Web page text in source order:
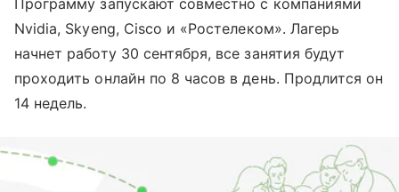
Программу запускают совместно с компаниями
Nvidia, Skyeng, Cisco и «Ростелеком». Лагерь
начнет работу 30 сентября, все занятия будут
проходить онлайн по 8 часов в день. Продлится он
14 недель.